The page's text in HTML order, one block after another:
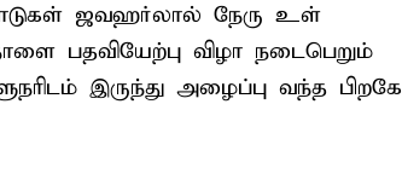
ஜவஹர்லால் நேரு உள்
பதவியேற்பு விழா நடைபெறும்
இருந்து அழைப்பு வந்த பிறகே